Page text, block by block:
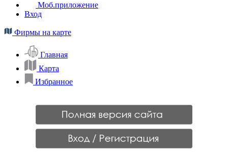
Моб.приложение
Вход
Фирмы на карте
Главная
Карта
Избранное